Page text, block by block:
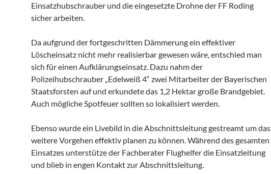
Einsatzhubschrauber und die eingesetzte Drohne der FF Roding
sicher arbeiten.
Da aufgrund der fortgeschritten Dämmerung ein effektiver
Löscheinsatz nicht mehr realisierbar gewesen wäre, entschied man
sich für einen Aufklärungseinsatz. Dazu nahm der
Polizeihubschrauber „Edelweiß 4“ zwei Mitarbeiter der Bayerischen
Staatsforsten auf und erkundete das 1,2 Hektar große Brandgebiet.
Auch mögliche Spotfeuer sollten so lokalisiert werden.
Ebenso wurde ein Livebild in die Abschnittsleitung gestreamt um das
weitere Vorgehen effektiv planen zu können. Während des gesamten
Einsatzes unterstütze der Fachberater Flughelfer die Einsatzleitung
und blieb in engen Kontakt zur Abschnittsleitung.